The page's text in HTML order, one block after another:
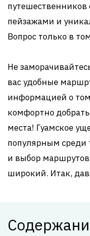
пейзажами и
Вопрос только в
Не
вас удобные
информацией о
комфортно
места! Гуамское
популярным среди
и выбор
широкий. Итак,